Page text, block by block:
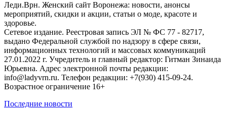
Леди.Врн. Женский сайт Воронежа: новости, анонсы
мероприятий, скидки и акции, статьи о моде, красоте и
здоровье.
Сетевое издание. Реестровая запись ЭЛ № ФС 77 - 82717,
выдано Федеральной службой по надзору в сфере связи,
информационных технологий и массовых коммуникаций
27.01.2022 г. Учредитель и главный редактор: Гитман Зинаида
Юрьевна. Адрес электронной почты редакции:
info@ladyvrn.ru. Телефон редакции: +7(930) 415-09-24.
Возрастное ограничение 16+
Последние новости